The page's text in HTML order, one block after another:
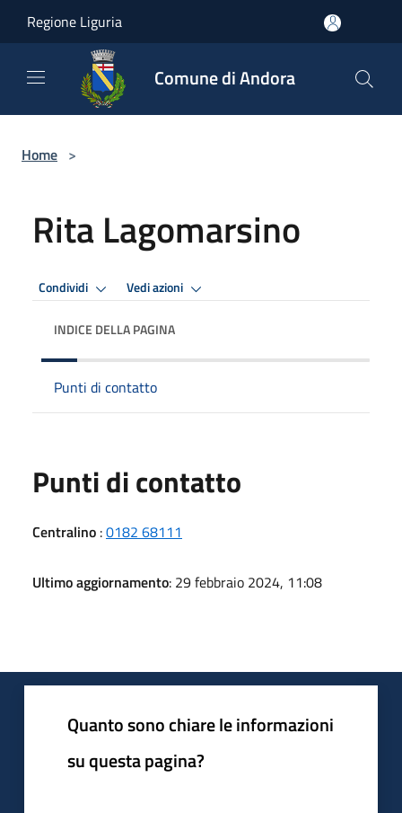
Regione Liguria
Comune di Andora
Home >
Rita Lagomarsino
Condividi Vedi azioni
INDICE DELLA PAGINA
Punti di contatto
Punti di contatto
Centralino :0182 68111
Ultimo aggiornamento: 29 febbraio 2024, 11:08
Quanto sono chiare le informazioni
su questa pagina?